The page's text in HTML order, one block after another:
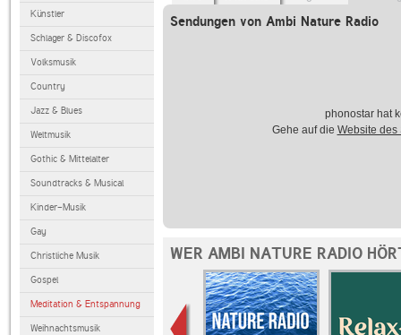
Künstler
Schlager & Discofox
Volksmusik
Country
Jazz & Blues
Weltmusik
Gothic & Mittelalter
Soundtracks & Musical
Kinder-Musik
Gay
Christliche Musik
Gospel
Meditation & Entspannung
Weihnachtsmusik
Sendungen von Ambi Nature Radio
phonostar hat
Gehe auf die Website des
WER AMBI NATURE RADIO